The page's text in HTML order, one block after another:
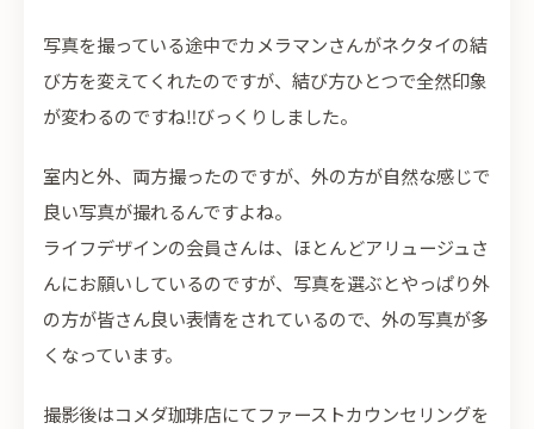
写真を撮っている途中でカメラマンさんがネクタイの結
び方を変えてくれたのですが、結び方ひとつで全然印象
が変わるのですね‼びっくりしました。
室内と外、両方撮ったのですが、外の方が自然な感じで
良い写真が撮れるんですよね。
ライフデザインの会員さんは、ほとんどアリュージュさ
んにお願いしているのですが、写真を選ぶとやっぱり外
の方が皆さん良い表情をされているので、外の写真が多
くなっています。
撮影後はコメダ珈琲店にてファーストカウンセリングを